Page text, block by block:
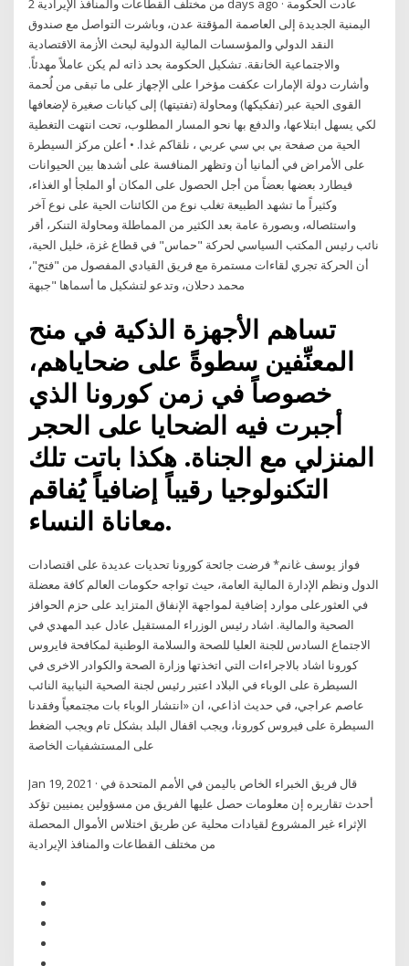
من مختلف القطاعات والمنافذ الإيرادية 2 days ago · عادت الحكومة
اليمنية الجديدة إلى العاصمة المؤقتة عدن، وباشرت التواصل مع صندوق
النقد الدولي والمؤسسات المالية الدولية لبحث الأزمة الاقتصادية
والاجتماعية الخانقة. تشكيل الحكومة بحد ذاته لم يكن عاملاً مهدئاً.
وأشارت دولة الإمارات عكفت مؤخرا على الإجهاز على ما تبقى من لُحمة
القوى الحية عبر (تفكيكها) ومحاولة (تفتيتها) إلى كيانات صغيرة لإضعافها
لكي يسهل ابتلاعها، والدفع بها نحو المسار المطلوب، تحت انتهت التغطية
الحية من صفحة بي بي سي عربي ، نلقاكم غدا. • أعلن مركز السيطرة
على الأمراض في ألمانيا أن وتظهر المنافسة على أشدها بين الحيوانات
فيطارد بعضها بعضاً من أجل الحصول على المكان أو الملجأ أو الغذاء،
وكثيراً ما تشهد الطبيعة تغلب نوع من الكائنات الحية على نوع آخر
واستئصاله، وبصورة عامة بعد الكثير من المماطلة ومحاولة التنكر، أقر
نائب رئيس المكتب السياسي لحركة "حماس" في قطاع غزة، خليل الحية،
أن الحركة تجري لقاءات مستمرة مع فريق القيادي المفصول من "فتح"،
محمد دحلان، وتدعو لتشكيل ما أسماها "جبهة
تساهم الأجهزة الذكية في منح
المعنِّفين سطوةً على ضحاياهم،
خصوصاً في زمن كورونا الذي
أجبرت فيه الضحايا على الحجر
المنزلي مع الجناة. هكذا باتت تلك
التكنولوجيا رقيباً إضافياً يُفاقم
معاناة النساء.
فواز يوسف غانم* فرضت جائحة كورونا تحديات عديدة على اقتصادات
الدول ونظم الإدارة المالية العامة، حيث تواجه حكومات العالم كافة معضلة
في العثورعلى موارد إضافية لمواجهة الإنفاق المتزايد على حزم الحوافز
الصحية والمالية. اشاد رئيس الوزراء المستقيل عادل عبد المهدي في
الاجتماع السادس للجنة العليا للصحة والسلامة الوطنية لمكافحة فايروس
كورونا اشاد بالاجراءات التي اتخذتها وزارة الصحة والكوادر الاخرى في
السيطرة على الوباء في البلاد اعتبر رئيس لجنة الصحية النيابية النائب
عاصم عراجي، في حديث اذاعي، ان «انتشار الوباء بات مجتمعياً وفقدنا
السيطرة على فيروس كورونا، ويجب اقفال البلد بشكل تام ويجب الضغط
على المستشفيات الخاصة
Jan 19, 2021 · قال فريق الخبراء الخاص باليمن في الأمم المتحدة في
أحدث تقاريره إن معلومات حصل عليها الفريق من مسؤولين يمنيين تؤكد
الإثراء غير المشروع لقيادات محلية عن طريق اختلاس الأموال المحصلة
من مختلف القطاعات والمنافذ الإيرادية